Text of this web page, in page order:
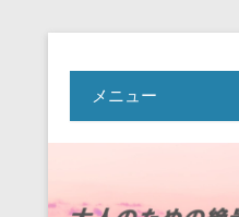
大人のための
メニュー